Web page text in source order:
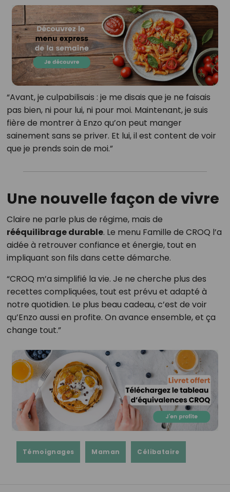
“Avant, je culpabilisais : je me disais que je ne faisais
pas bien, ni pour lui, ni pour moi. Maintenant, je suis
fière de montrer à Enzo qu’on peut manger
sainement sans se priver. Et lui, il est content de voir
que je prends soin de moi.”
Une nouvelle façon de vivre
Claire ne parle plus de régime, mais de
rééquilibrage durable. Le menu Famille de CROQ l’a
aidée à retrouver confiance et énergie, tout en
impliquant son fils dans cette démarche.
“CROQ m’a simplifié la vie. Je ne cherche plus des
recettes compliquées, tout est prévu et adapté à
notre quotidien. Le plus beau cadeau, c’est de voir
qu’Enzo aussi en profite. On avance ensemble, et ça
change tout.”
Témoignages Maman Célibataire